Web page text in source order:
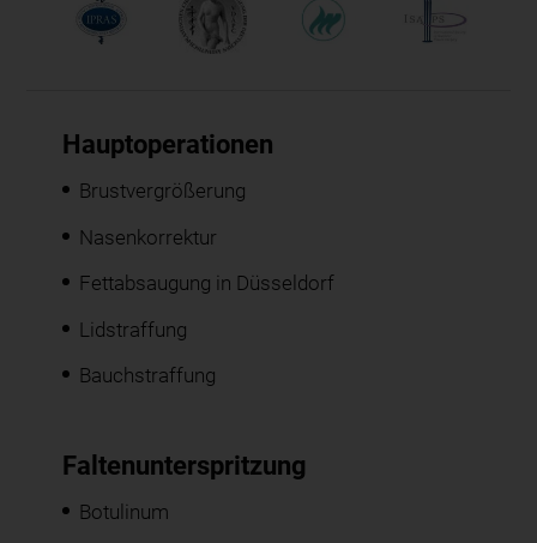
Hauptoperationen
Brustvergrößerung
Nasenkorrektur
Fettabsaugung in Düsseldorf
Lidstraffung
Bauchstraffung
Faltenunterspritzung
Botulinum